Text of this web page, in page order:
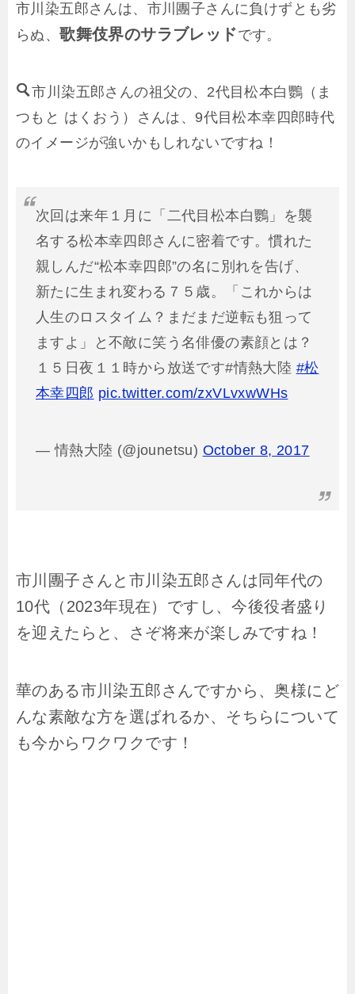
市川染五郎さんは、市川團子さんに負けずとも劣
らぬ、歌舞伎界のサラブレッドです。
市川染五郎さんの祖父の、2代目松本白鸚（ま
つもと はくおう）さんは、9代目松本幸四郎時代
のイメージが強いかもしれないですね！
次回は来年１月に「二代目松本白鸚」を襲
名する松本幸四郎さんに密着です。慣れた
親しんだ“松本幸四郎”の名に別れを告げ、
新たに生まれ変わる７５歳。「これからは
人生のロスタイム？まだまだ逆転も狙って
ますよ」と不敵に笑う名俳優の素顔とは？
１５日夜１１時から放送です#情熱大陸 #松
本幸四郎 pic.twitter.com/zxVLvxwWHs
— 情熱大陸 (@jounetsu) October 8, 2017
市川團子さんと市川染五郎さんは同年代の
10代（2023年現在）ですし、今後役者盛り
を迎えたらと、さぞ将来が楽しみですね！
華のある市川染五郎さんですから、奥様にど
んな素敵な方を選ばれるか、そちらについて
も今からワクワクです！